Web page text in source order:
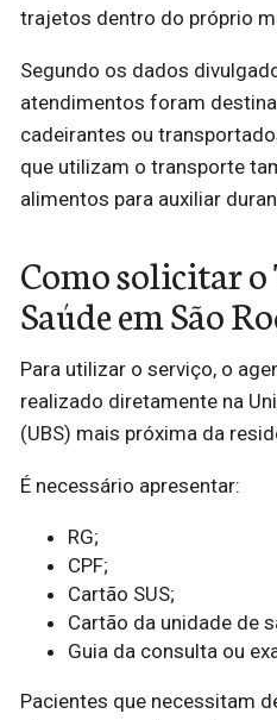
trajetos dentro do próprio
Segundo os dados
atendimentos foram
cadeirantes ou
que utilizam o transporte
alimentos para auxiliar
Como solicitar
Saúde em São
Para utilizar o serviço, o
realizado diretamente na
(UBS) mais próxima da
É necessário apresentar:
RG;
CPF;
Cartão SUS;
Cartão da unidade de
Guia da consulta ou
Pacientes que necessitam